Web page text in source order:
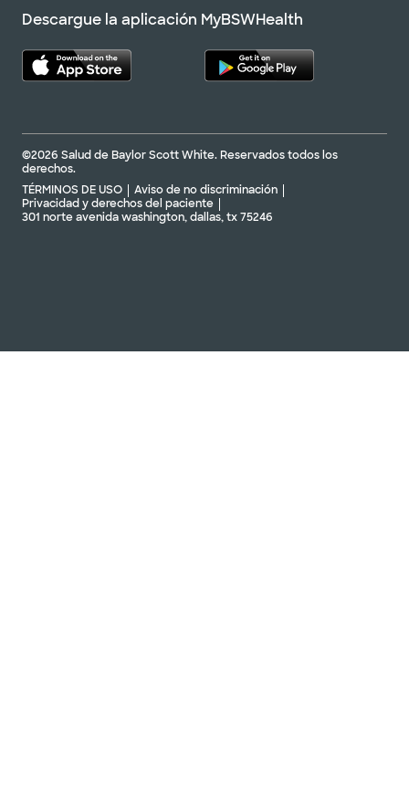
Descargue la aplicación MyBSWHealth
©2026 Salud de Baylor Scott White. Reservados todos los
derechos.
TÉRMINOS DE USO
Aviso de no discriminación
Privacidad y derechos del paciente
301 norte avenida washington, dallas, tx 75246